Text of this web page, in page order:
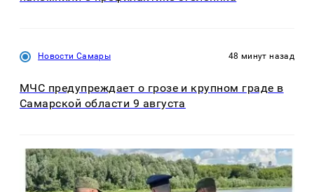
Новости Самары 48 минут назад
МЧС предупреждает о грозе и крупном граде в
Самарской области 9 августа